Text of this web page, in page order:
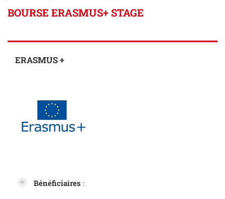
BOURSE ERASMUS+ STAGE
ERASMUS +
Bénéficiaires :